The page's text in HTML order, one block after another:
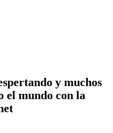
y muchos
el mundo con la